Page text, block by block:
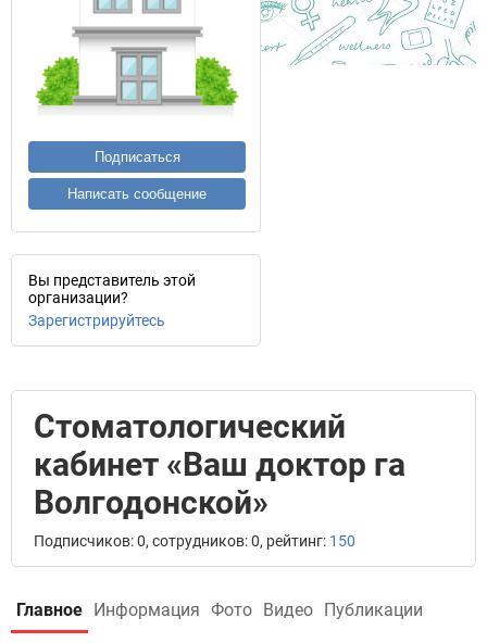
Подписаться
Написать сообщение
Вы представитель этой
организации?
Зарегистрируйтесь
Стоматологический
кабинет «Ваш доктор га
Волгодонской»
Подписчиков: 0, сотрудников: 0, рейтинг: 150
Главное Информация Фото Видео Публикации